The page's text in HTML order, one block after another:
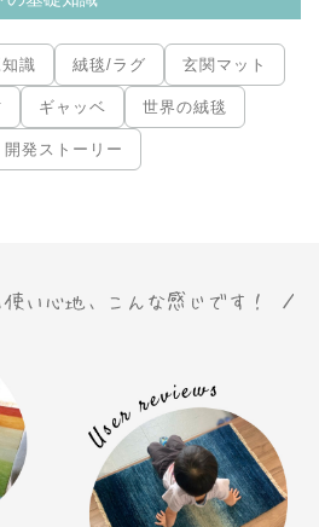
識 絨毯/ラグ 玄関マット
ギャッベ 世界の絨毯
開発ストーリー